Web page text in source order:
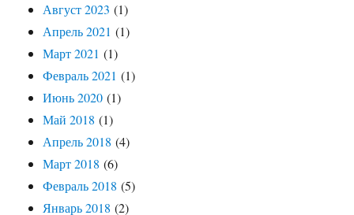
Август 2023 (1)
Апрель 2021 (1)
Март 2021 (1)
Февраль 2021 (1)
Июнь 2020 (1)
Май 2018 (1)
Апрель 2018 (4)
Март 2018 (6)
Февраль 2018 (5)
Январь 2018 (2)